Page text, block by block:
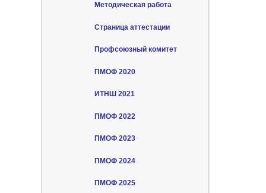
Методическая работа
Страница аттестации
Профсоюзный комитет
ПМОФ 2020
ИТНШ 2021
ПМОФ 2022
ПМОФ 2023
ПМОФ 2024
ПМОФ 2025